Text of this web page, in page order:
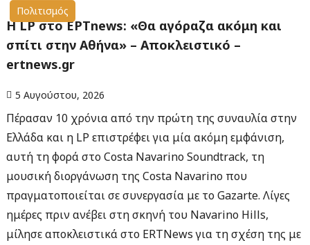
Πολιτισμός
Η LP στο EΡΤnews: «Θα αγόραζα ακόμη και
σπίτι στην Αθήνα» – Αποκλειστικό –
ertnews.gr
5 Αυγούστου, 2026
Πέρασαν 10 χρόνια από την πρώτη της συναυλία στην
Ελλάδα και η LP επιστρέφει για μία ακόμη εμφάνιση,
αυτή τη φορά στο Costa Navarino Soundtrack, τη
μουσική διοργάνωση της Costa Navarino που
πραγματοποιείται σε συνεργασία με το Gazarte. Λίγες
ημέρες πριν ανέβει στη σκηνή του Navarino Hills,
μίλησε αποκλειστικά στο ERTNews για τη σχέση της με